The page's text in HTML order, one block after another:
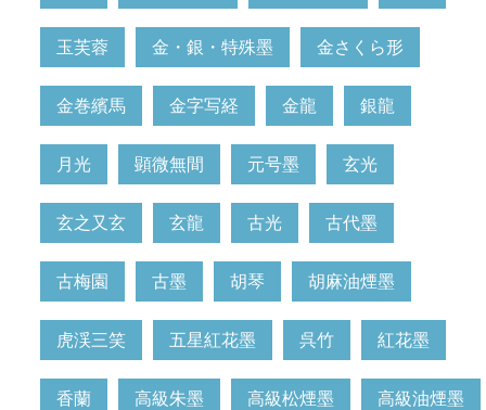
玉芙蓉 金・銀・特殊墨 金さくら形
金巻繽馬 金字写経 金龍 銀龍
月光 顕微無間 元号墨 玄光
玄之又玄 玄龍 古光 古代墨
古梅園 古墨 胡琴 胡麻油煙墨
虎渓三笑 五星紅花墨 呉竹 紅花墨
香蘭 高級朱墨 高級松煙墨 高級油煙墨